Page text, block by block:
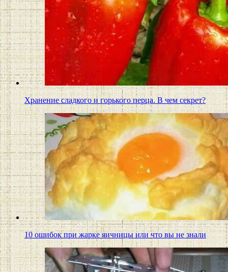
Хранение сладкого и горького перца. В чем секрет?
10 ошибок при жарке яичницы или что вы не знали